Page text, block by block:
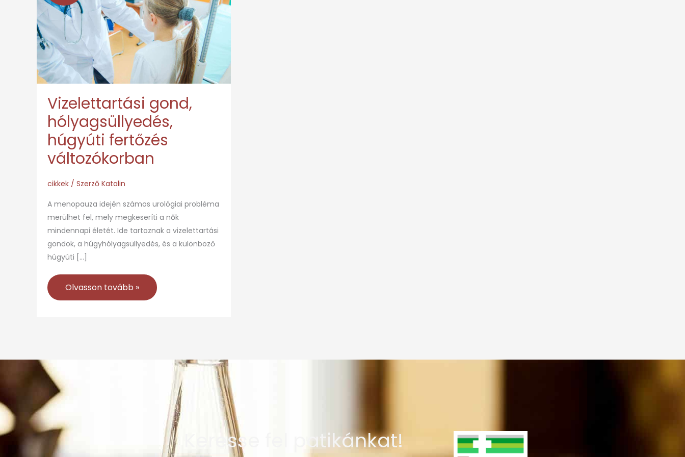
Vizelettartási gond,
hólyagsüllyedés,
húgyúti fertőzés
változókorban
cikkek / Szerző Katalin
A menopauza idején számos urológiai probléma
merülhet fel, mely megkeseríti a nők
mindennapi életét. Ide tartoznak a vizelettartási
gondok, a húgyhólyagsüllyedés, és a különböző
húgyúti […]
hólyagsüllyedés,
húgyúti
fertőzés
változókorban
Olvasson tovább »
Keresse fel patikánkat!